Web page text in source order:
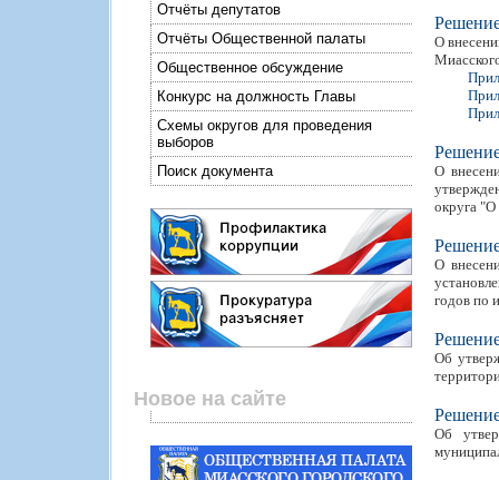
Отчёты депутатов
Отчёты Общественной палаты
Общественное обсуждение
Конкурс на должность Главы
Схемы округов для проведения
выборов
Поиск документа
Новое на сайте
О
О
округа "О
О
годов по
Об
Об